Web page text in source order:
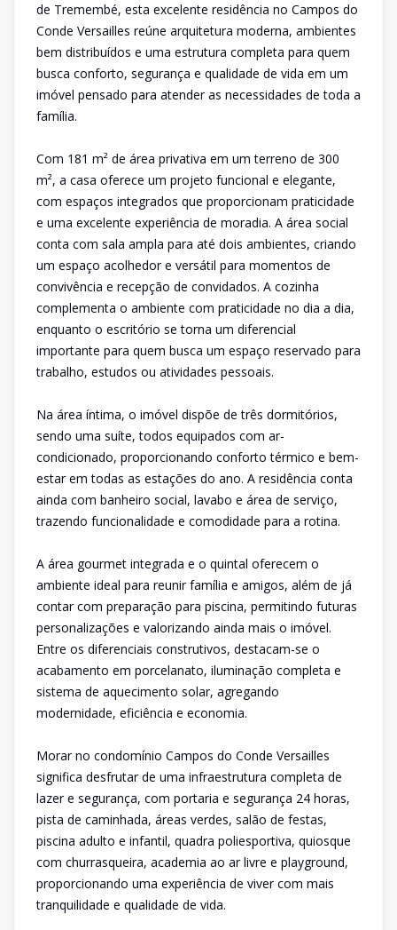
de Tremembé, esta excelente residência no Campos do
Conde Versailles reúne arquitetura moderna, ambientes
bem distribuídos e uma estrutura completa para quem
busca conforto, segurança e qualidade de vida em um
imóvel pensado para atender as necessidades de toda a
família.
Com 181 m² de área privativa em um terreno de 300
m², a casa oferece um projeto funcional e elegante,
com espaços integrados que proporcionam praticidade
e uma excelente experiência de moradia. A área social
conta com sala ampla para até dois ambientes, criando
um espaço acolhedor e versátil para momentos de
convivência e recepção de convidados. A cozinha
complementa o ambiente com praticidade no dia a dia,
enquanto o escritório se torna um diferencial
importante para quem busca um espaço reservado para
trabalho, estudos ou atividades pessoais.
Na área íntima, o imóvel dispõe de três dormitórios,
sendo uma suíte, todos equipados com ar-
condicionado, proporcionando conforto térmico e bem-
estar em todas as estações do ano. A residência conta
ainda com banheiro social, lavabo e área de serviço,
trazendo funcionalidade e comodidade para a rotina.
A área gourmet integrada e o quintal oferecem o
ambiente ideal para reunir família e amigos, além de já
contar com preparação para piscina, permitindo futuras
personalizações e valorizando ainda mais o imóvel.
Entre os diferenciais construtivos, destacam-se o
acabamento em porcelanato, iluminação completa e
sistema de aquecimento solar, agregando
modernidade, eficiência e economia.
Morar no condomínio Campos do Conde Versailles
significa desfrutar de uma infraestrutura completa de
lazer e segurança, com portaria e segurança 24 horas,
pista de caminhada, áreas verdes, salão de festas,
piscina adulto e infantil, quadra poliesportiva, quiosque
com churrasqueira, academia ao ar livre e playground,
proporcionando uma experiência de viver com mais
tranquilidade e qualidade de vida.